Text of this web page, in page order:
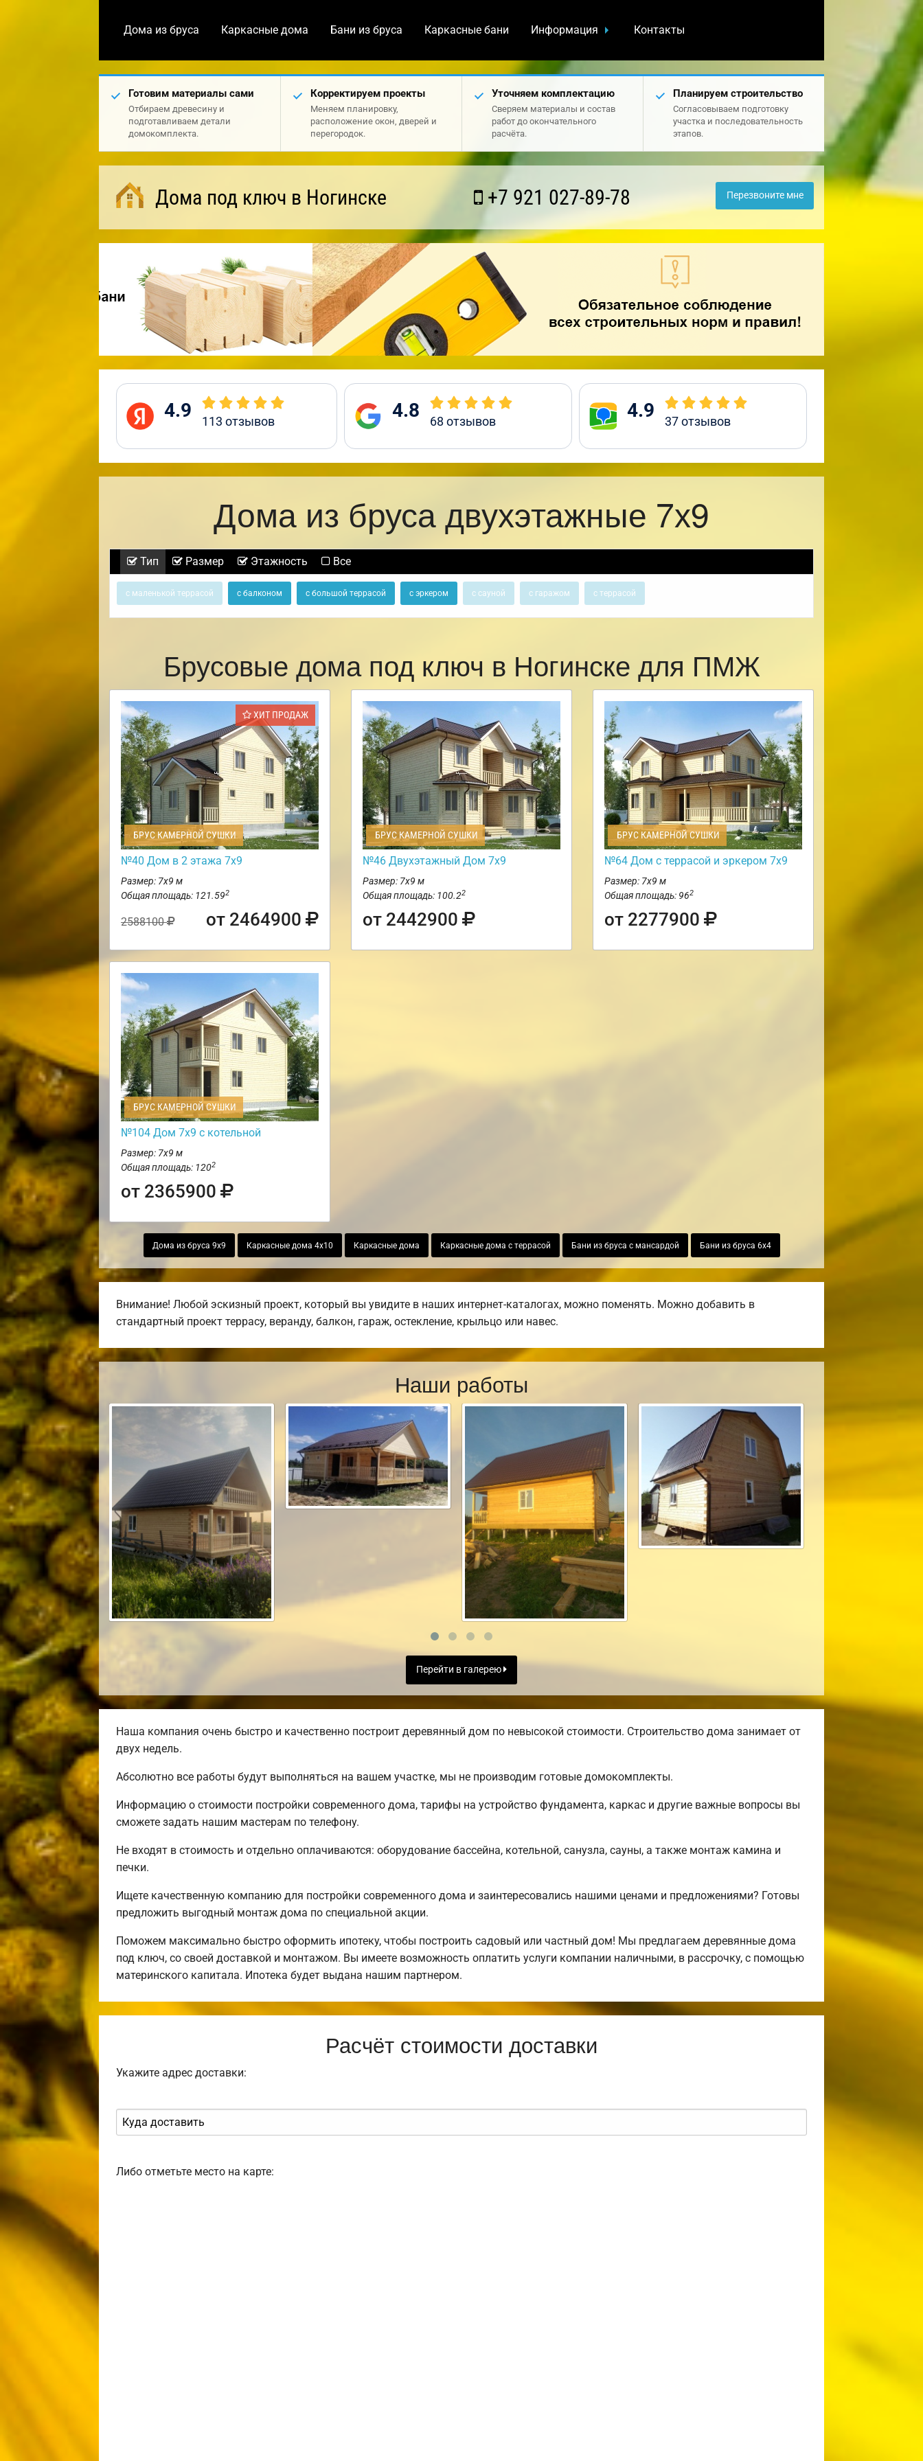
Дома из бруса Каркасные дома Бани из бруса Каркасные бани Информация Контакты
Готовим материалы сами
Отбираем древесину и
подготавливаем детали
домокомплекта.
Корректируем проекты
Меняем планировку,
расположение окон, дверей и
перегородок.
Уточняем комплектацию
Сверяем материалы и состав
работ до окончательного
расчёта.
Планируем строительство
Согласовываем подготовку
участка и последовательность
этапов.
Дома под ключ в Ногинске +7 921 027-89-78 Перезвоните мне
4.9 113 отзывов 4.8 68 отзывов 4.9 37отзывов
Дома из бруса двухэтажные 7х9
Тип Размер Этажность Все
с маленькой террасой с балконом с большой террасой с эркером с сауной с гаражом с террасой
Брусовые дома под ключ в Ногинске для ПМЖ
ХИТ ПРОДАЖ
БРУС КАМЕРНОЙ СУШКИ
№40 Дом в 2 этажа 7х9
Размер: 7х9 м
Общая площадь: 121.592
2588100 от 2464900
БРУС КАМЕРНОЙ СУШКИ
№46 Двухэтажный Дом 7х9
Размер: 7х9 м
Общая площадь: 100.22
от 2442900
БРУС КАМЕРНОЙ СУШКИ
№64 Дом с террасой и эркером 7х9
Размер: 7х9 м
Общая площадь: 962
от 2277900
БРУС КАМЕРНОЙ СУШКИ
№104 Дом 7х9 с котельной
Размер: 7х9 м
Общая площадь: 1202
от 2365900
Дома из бруса 9х9 Каркасные дома 4х10 Каркасные дома Каркасные дома с террасой Бани из бруса с мансардой Бани из бруса 6х4
Внимание! Любой эскизный проект, который вы увидите в наших интернет-каталогах, можно поменять. Можно добавить в
стандартный проект террасу, веранду, балкон, гараж, остекление, крыльцо или навес.
Наши работы
Перейти в галерею
Наша компания очень быстро и качественно построит деревянный дом по невысокой стоимости. Строительство дома занимает от
двух недель.
Абсолютно все работы будут выполняться на вашем участке, мы не производим готовые домокомплекты.
Информацию о стоимости постройки современного дома, тарифы на устройство фундамента, каркас и другие важные вопросы вы
сможете задать нашим мастерам по телефону.
Не входят в стоимость и отдельно оплачиваются: оборудование бассейна, котельной, санузла, сауны, а также монтаж камина и
печки.
Ищете качественную компанию для постройки современного дома и заинтересовались нашими ценами и предложениями? Готовы
предложить выгодный монтаж дома по специальной акции.
Поможем максимально быстро оформить ипотеку, чтобы построить садовый или частный дом! Мы предлагаем деревянные дома
под ключ, со своей доставкой и монтажом. Вы имеете возможность оплатить услуги компании наличными, в рассрочку, с помощью
материнского капитала. Ипотека будет выдана нашим партнером.
Расчёт стоимости доставки
Укажите адрес доставки:
Либо отметьте место на карте: